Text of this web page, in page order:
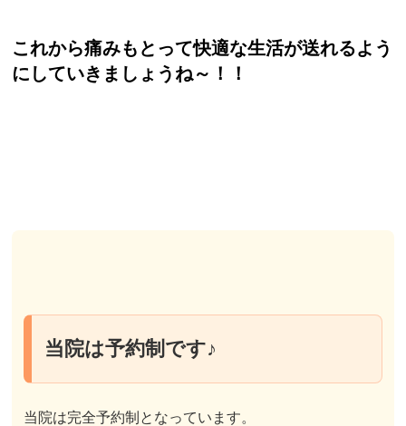
これから痛みもとって快適な生活が送れるよう
にしていきましょうね～！！
当院は予約制です♪
当院は完全予約制となっています。